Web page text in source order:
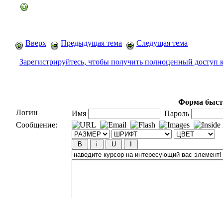
Вверх Предыдущая тема Следущая тема
Зарегистрируйтесь, чтобы получить полноценный доступ
Форма
Логин
Имя
Пароль
Сообщение: